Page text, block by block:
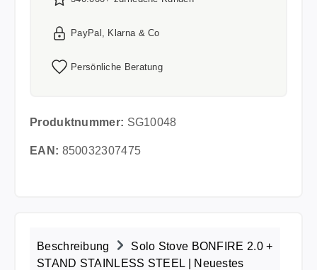
PayPal, Klarna & Co
Persönliche Beratung
Produktnummer: SG10048
EAN: 850032307475
Beschreibung
Solo Stove BONFIRE 2.0 +
STAND STAINLESS STEEL | Neuestes